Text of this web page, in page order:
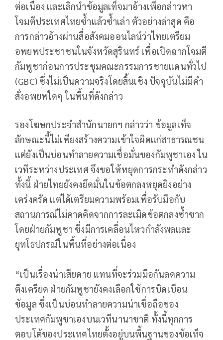
ต่อเนื่อง และเลิกนำข้อมูลเท็จมาอ้างเพื่อกล่าวหา
โจมตีประเทศไทยซ้ำแล้วซ้ำเล่า ตัวอย่างล่าสุด คือ
การกล่าวอ้างผ่านสื่อสังคมออนไลน์ว่าไทยเตรียม
อพยพประชาชนในจังหวัดสุรินทร์ เพื่อเปิดฉากโจมตี
กัมพูชาก่อนการประชุมคณะกรรมการชายแดนทั่วไป
(GBC) ซึ่งไม่เป็นความจริงโดยสิ้นเชิง ปัจจุบันไม่มีคำ
สั่งอพยพใดๆ ในพื้นที่ดังกล่าว
รองโฆษกประจำสำนักนายกฯ กล่าวว่า ข้อมูลเท็จ
ลักษณะนี้ไม่เพียงสร้างความเข้าใจผิดแก่สาธารณชน
แต่ยังเป็นบ่อนทำลายความเชื่อมั่นของกัมพูชาเอง ใน
เวทีระหว่างประเทศ จึงขอให้หยุดการกระทำดังกล่าว
ทั้งนี้ ฝ่ายไทยยังคงยึดมั่นในข้อตกลงหยุดยิงอย่าง
เคร่งครัด แต่ได้เตรียมความพร้อมเพื่อรับมือกับ
สถานการณ์ไม่คาดคิดจากการละเมิดข้อตกลงซ้ำซาก
โดยฝ่ายกัมพูชา ซึ่งมีการเคลื่อนไหวกำลังพลและ
ยุทโธปกรณ์ในพื้นที่อย่างต่อเนื่อง
“เป็นเรื่องน่าเสียดาย แทนที่จะร่วมมือกันลดความ
ตึงเครียด ฝ่ายกัมพูชายังคงเลือกใช้การบิดเบือน
ข้อมูล ซึ่งเป็นบ่อนทำลายความน่าเชื่อถือของ
ประเทศกัมพูชาเองบนเวทีนานาชาติ ทั้งนี้ทุกการ
ตอบโต้ของประเทศไทยตั้งอยู่บนพื้นฐานของข้อเท็จ